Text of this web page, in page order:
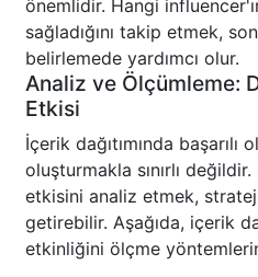
önemlidir. Hangi
sağladığını takip etmek,
belirlemede yardımcı olur.
Analiz ve Ölçümleme:
Etkisi
İçerik dağıtımında başarılı
oluşturmakla sınırlı değildir.
etkisini analiz etmek,
getirebilir. Aşağıda, içerik
etkinliğini ölçme